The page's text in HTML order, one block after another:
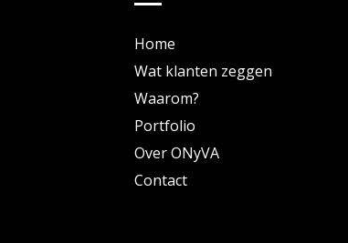
Home
Wat klanten zeggen
Waarom?
Portfolio
Over ONyVA
Contact